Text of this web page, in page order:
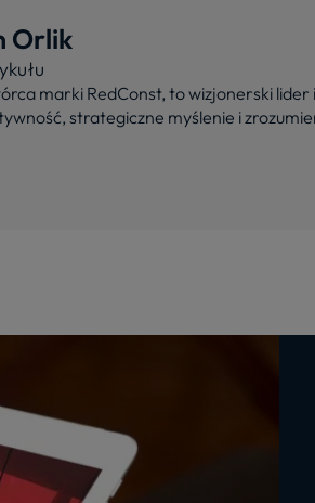
Orlik
marki RedConst, to wizjonerski
strategiczne myślenie i